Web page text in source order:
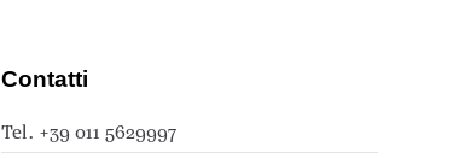
Contatti
Tel. +39 011 5629997